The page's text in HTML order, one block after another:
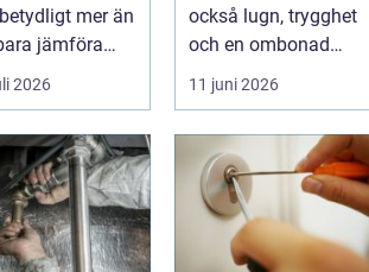
mer än
jämföra
Ett bygge
2026
också lugn, trygghet
och en ombonad
känsla i hemmet.
Allt fler hus...
11 juni 2026